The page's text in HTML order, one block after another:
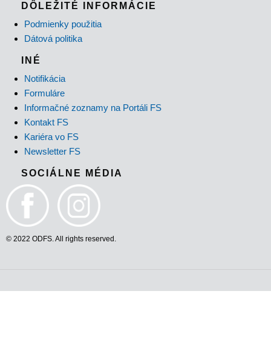
DÔLEŽITÉ INFORMÁCIE
Podmienky použitia
Dátová politika
INÉ
Notifikácia
Formuláre
Informačné zoznamy na Portáli FS
Kontakt FS
Kariéra vo FS
Newsletter FS
SOCIÁLNE MÉDIA
© 2022 ODFS. All rights reserved.